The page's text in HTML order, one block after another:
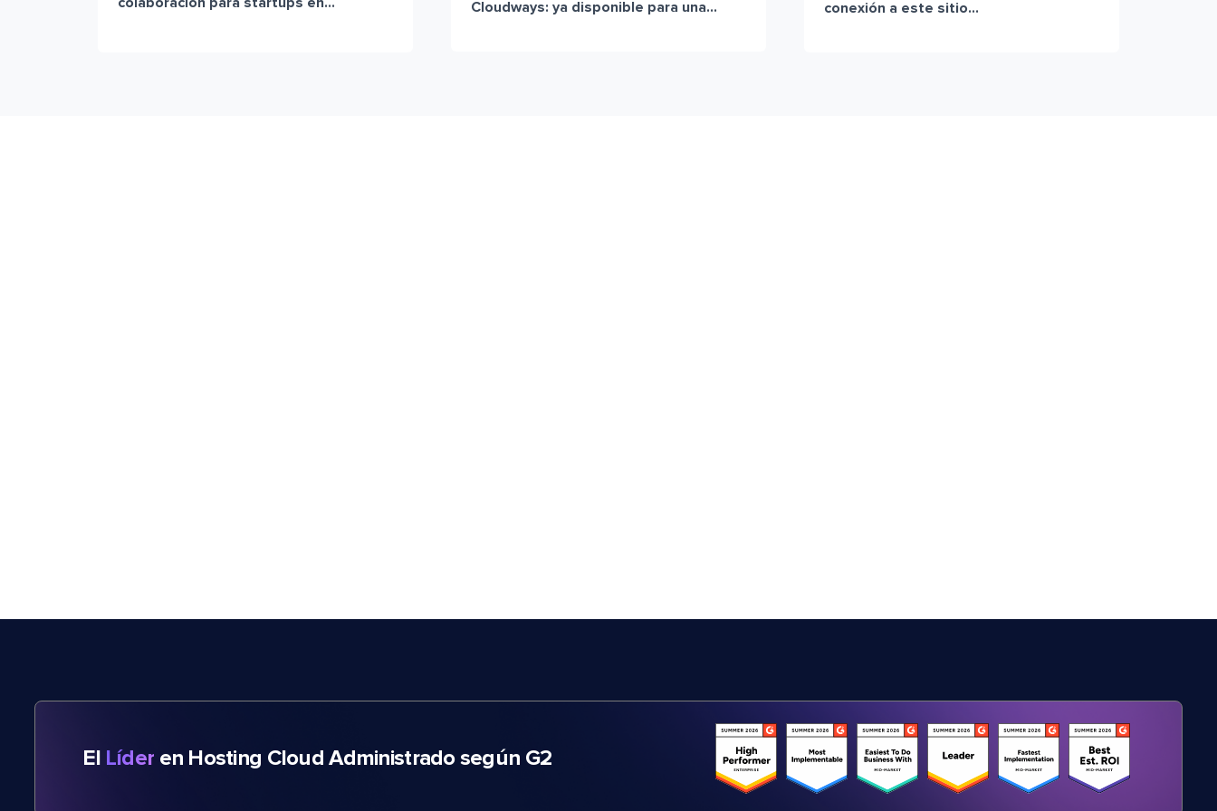
Cloudways: ya disponible para una... conexión a este sitio...
El Líder en Hosting Cloud Administrado según G2